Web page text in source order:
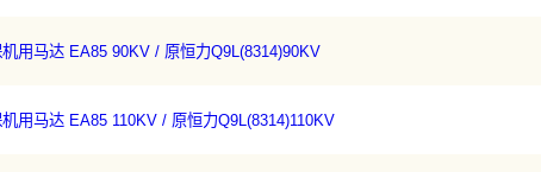
用马达 EA85 90KV / 原恒力Q9L(8314)90KV
用马达 EA85 110KV / 原恒力Q9L(8314)110KV